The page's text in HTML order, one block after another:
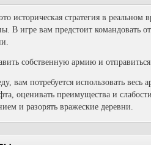
историческая стратегия в
В игре вам предстоит командовать
собственную армию и
вам потребуется использовать весь
оценивать преимущества и
и разорять вражеские деревни.